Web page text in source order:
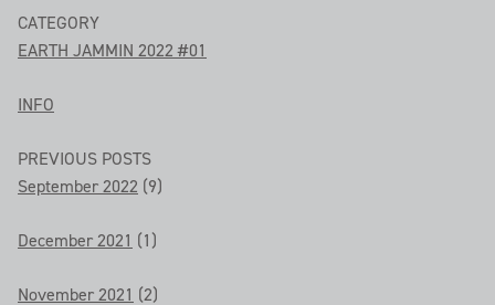
CATEGORY
EARTH JAMMIN 2022 #01
INFO
PREVIOUS POSTS
September 2022 (9)
December 2021 (1)
November 2021 (2)